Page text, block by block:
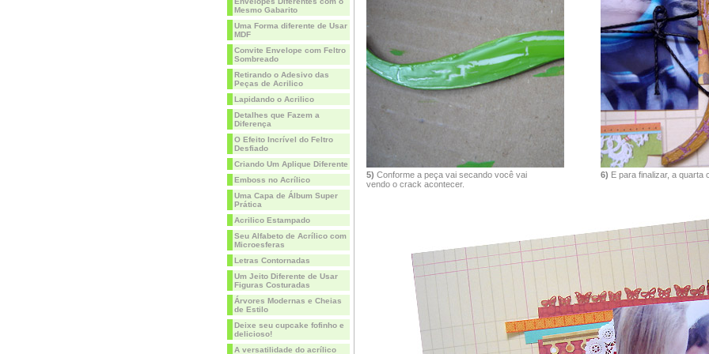
Mesmo Gabarito
Uma Forma diferente de Usar
MDF
Convite Envelope com Feltro
Sombreado
Retirando o Adesivo das
Peças de Acrilico
Lapidando o Acrilico
Detalhes que Fazem a
Diferença
O Efeito Incrível do Feltro
Desfiado
Criando Um Aplique Diferente
Emboss no Acrílico
Uma Capa de Álbum Super
Prática
Acrilico Estampado
Seu Alfabeto de Acrílico com
Microesferas
Letras Contornadas
Um Jeito Diferente de Usar
Figuras Costuradas
Árvores Modernas e Cheias
de Estilo
Deixe seu cupcake fofinho e
delicioso!
A versatilidade do acrílico
5) Conforme a peça vai secando você vai
vendo o crack acontecer.
6) E para finalizar, a quarta